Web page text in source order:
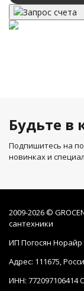
Запрос счета
Будьте в
Подпишитесь на
новинках и
2009-2026 ©
сантехники
ИП Погосян Норайр
Адрес: 111675,
ИНН: 772097106414